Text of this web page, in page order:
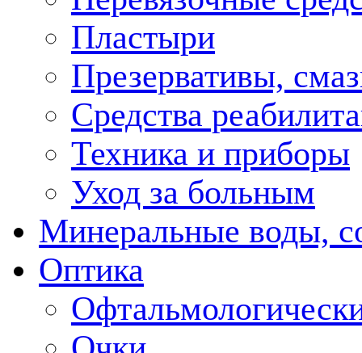
Пластыри
Презервативы,
Средства
Техника и приборы
Уход за больным
Минеральные воды,
Оптика